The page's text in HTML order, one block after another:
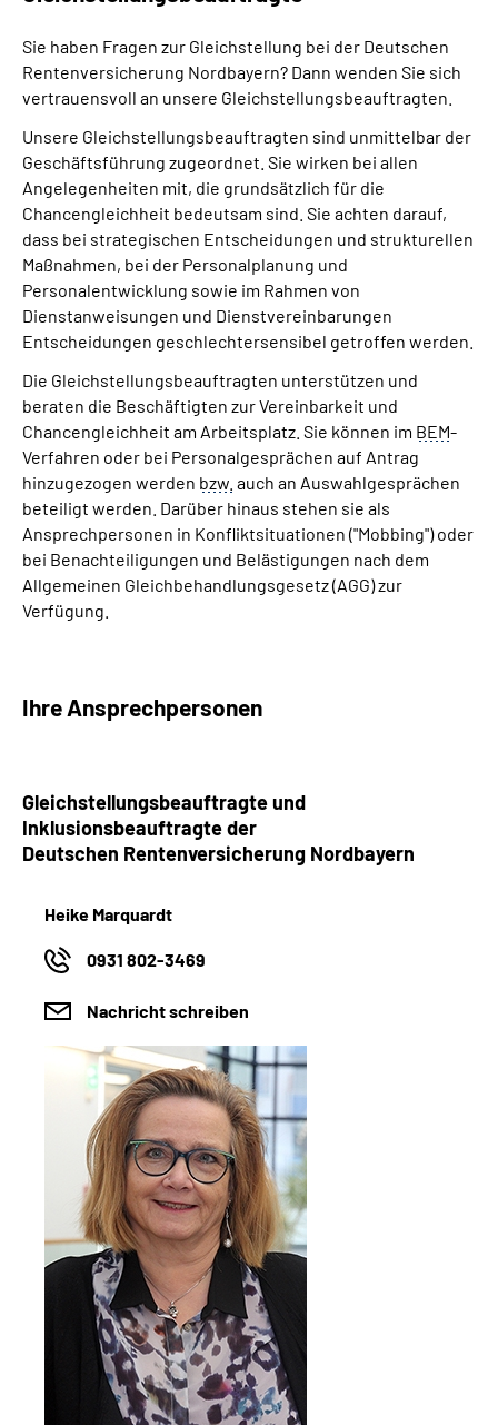
Sie haben Fragen zur Gleichstellung bei der Deutschen
Rentenversicherung Nordbayern? Dann wenden Sie sich
vertrauensvoll an unsere Gleichstellungsbeauftragten.
Unsere Gleichstellungsbeauftragten sind unmittelbar der
Geschäftsführung zugeordnet. Sie wirken bei allen
Angelegenheiten mit, die grundsätzlich für die
Chancengleichheit bedeutsam sind. Sie achten darauf,
dass bei strategischen Entscheidungen und strukturellen
Maßnahmen, bei der Personalplanung und
Personalentwicklung sowie im Rahmen von
Dienstanweisungen und Dienstvereinbarungen
Entscheidungen geschlechtersensibel getroffen werden.
Die Gleichstellungsbeauftragten unterstützen und
beraten die Beschäftigten zur Vereinbarkeit und
Chancengleichheit am Arbeitsplatz. Sie können im BEM-
Verfahren oder bei Personalgesprächen auf Antrag
hinzugezogen werden bzw. auch an Auswahlgesprächen
beteiligt werden. Darüber hinaus stehen sie als
Ansprechpersonen in Konfliktsituationen ("Mobbing") oder
bei Benachteiligungen und Belästigungen nach dem
Allgemeinen Gleichbehandlungsgesetz (AGG) zur
Verfügung.
Ihre Ansprechpersonen
Gleichstellungsbeauftragte und
Inklusionsbeauftragte der
Deutschen Rentenversicherung Nordbayern
Heike Marquardt
0931 802-3469
Nachricht schreiben